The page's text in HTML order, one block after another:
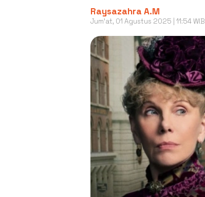
Raysazahra A.M
Jum'at, 01 Agustus 2025 | 11:54 WIB